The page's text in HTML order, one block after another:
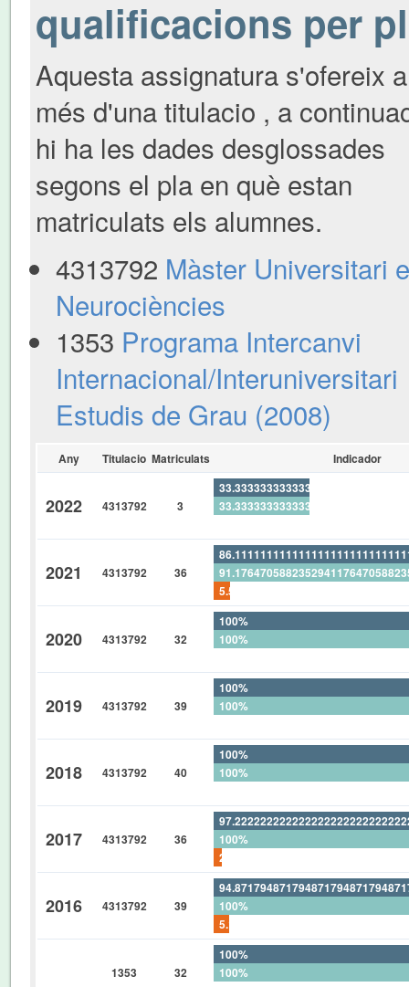
qualificacions per
Aquesta assignatura s'ofereix a
més d'una titulacio , a
hi ha les dades desglossades
segons el pla en què estan
matriculats els alumnes.
4313792 Màster Universitari
Neurociències
1353 Programa Intercanvi
Internacional/Interuniversitari
Estudis de Grau (2008)
Any Titulacio Matriculats Indicador
2022 4313792 3
2021 4313792 36
2020 4313792 32
100%
100%
2019 4313792 39
100%
100%
2018 4313792 40
100%
100%
2017 4313792 36
100%
2016 4313792 39
100%
1353 32
100%
100%